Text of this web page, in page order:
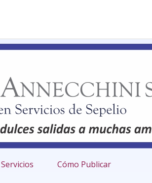
Servicios Cómo Publicar